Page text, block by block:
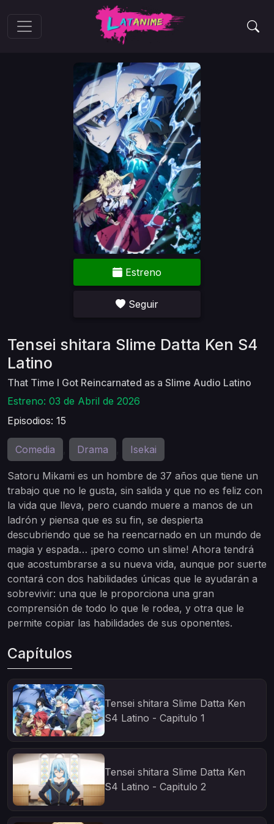
Estreno
Seguir
Tensei shitara Slime Datta Ken S4
Latino
That Time I Got Reincarnated as a Slime Audio Latino
Estreno: 03 de Abril de 2026
Episodios: 15
Comedia Drama Isekai
Satoru Mikami es un hombre de 37 años que tiene un
trabajo que no le gusta, sin salida y que no es feliz con
la vida que lleva, pero cuando muere a manos de un
ladrón y piensa que es su fin, se despierta
descubriendo que se ha reencarnado en un mundo de
magia y espada… ¡pero como un slime! Ahora tendrá
que acostumbrarse a su nueva vida, aunque por suerte
contará con dos habilidades únicas que le ayudarán a
sobrevivir: una que le proporciona una gran
comprensión de todo lo que le rodea, y otra que le
permite copiar las habilidades de sus oponentes.
Capítulos
Tensei shitara Slime Datta Ken
S4 Latino - Capitulo 1
Tensei shitara Slime Datta Ken
S4 Latino - Capitulo 2